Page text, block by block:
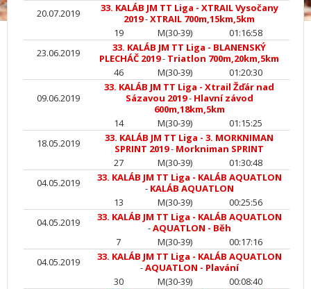
20.07.2019
33. KALÁB JM TT Liga - XTRAIL Vysočany
2019-XTRAIL 700m,15km,5km
19
M(30-39)
01:16:58
23.06.2019
33. KALÁB JM TT Liga - BLANENSKÝ
PLECHÁČ 2019- Triatlon 700m,20km,5km
46
M(30-39) 01:20:30
09.06.2019
33. KALÁB JM TT Liga - Xtrail Žďár nad
Sázavou 2019- Hlavní závod
600m,18km,5km
14
M(30-39)
01:15:25
18.05.2019
33. KALÁB JM TT Liga - 3. MORKNIMAN
SPRINT 2019- Morkniman SPRINT
27
M(30-39)
01:30:48
04.05.2019
33. KALÁB JM TT Liga - KALÁB AQUATLON
- KALÁB AQUATLON
13
M(30-39)
00:25:56
04.05.2019
33. KALÁB JM TT Liga - KALÁB AQUATLON
-AQUATLON - Běh
7
M(30-39)
00:17:16
04.05.2019
33. KALÁB JM TT Liga - KALÁB AQUATLON
-AQUATLON - Plavání
30
M(30-39)
00:08:40